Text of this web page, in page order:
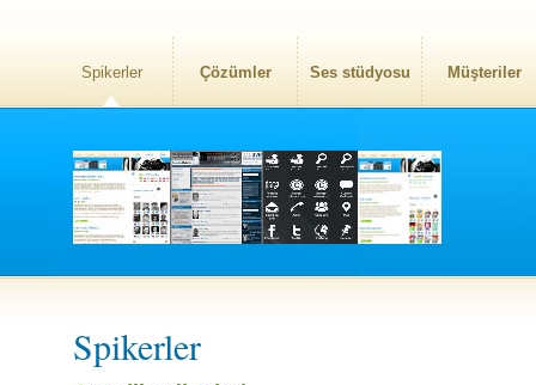
Spikerler Çözümler Ses stüdyosu Müşteriler
Spikerler